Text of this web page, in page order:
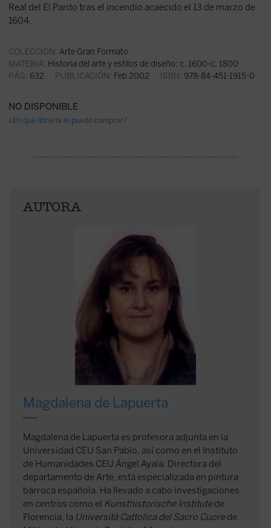
Real del El Pardo tras el incendio acaecido el 13 de marzo de
1604.
COLECCIÓN: Arte Gran Formato
MATERIA: Historia del arte y estilos de diseño: c. 1600-c. 1800
PÁG: 632 PUBLICACIÓN: Feb 2002 ISBN: 978-84-451-1915-0
NO DISPONIBLE
¿En qué librería lo puedo comprar?
AUTORA
Magdalena de Lapuerta
Magdalena de Lapuerta es profesora adjunta en la
Universidad CEU San Pablo, así como en el Instituto
de Humanidades CEU Ángel Ayala. Directora del
departamento de Arte, está especializada en pintura
barroca española. Ha llevado a cabo investigaciones
en centros como el Kunsthistorische Institutede
Florencia, la Università Cattolica del Sacro Cuorede